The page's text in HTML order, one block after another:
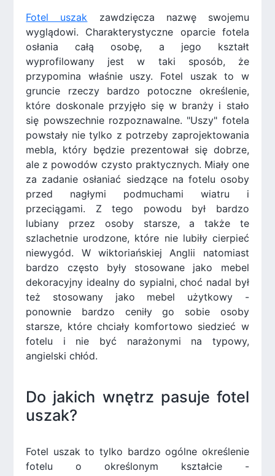
Fotel uszak zawdzięcza nazwę swojemu
wyglądowi. Charakterystyczne oparcie fotela
osłania całą osobę, a jego kształt
wyprofilowany jest w taki sposób, że
przypomina właśnie uszy. Fotel uszak to w
gruncie rzeczy bardzo potoczne określenie,
które doskonale przyjęło się w branży i stało
się powszechnie rozpoznawalne. "Uszy" fotela
powstały nie tylko z potrzeby zaprojektowania
mebla, który będzie prezentował się dobrze,
ale z powodów czysto praktycznych. Miały one
za zadanie osłaniać siedzące na fotelu osoby
przed nagłymi podmuchami wiatru i
przeciągami. Z tego powodu był bardzo
lubiany przez osoby starsze, a także te
szlachetnie urodzone, które nie lubiły cierpieć
niewygód. W wiktoriańskiej Anglii natomiast
bardzo często były stosowane jako mebel
dekoracyjny idealny do sypialni, choć nadal był
też stosowany jako mebel użytkowy -
ponownie bardzo ceniły go sobie osoby
starsze, które chciały komfortowo siedzieć w
fotelu i nie być narażonymi na typowy,
angielski chłód.
Do jakich wnętrz pasuje fotel
uszak?
Fotel uszak to tylko bardzo ogólne określenie
fotelu o określonym kształcie -